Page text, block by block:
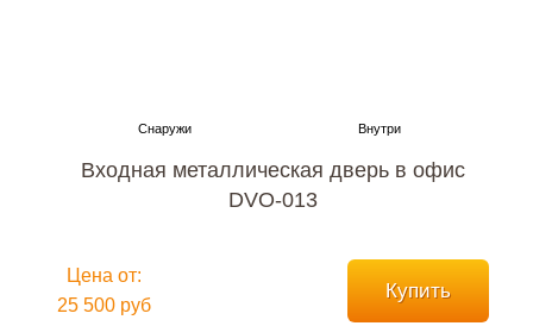
Входная металлическая дверь в офис
DVO-013
Цена от:
25 500 руб
Купить